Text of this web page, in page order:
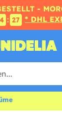
-
: 27 * DHL